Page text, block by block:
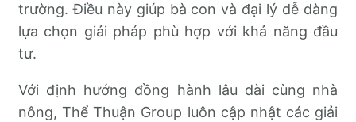
trường. Điều này giúp bà con và đại lý dễ dàng
lựa chọn giải pháp phù hợp với khả năng đầu
tư.
Với định hướng đồng hành lâu dài cùng nhà
nông, Thể Thuận Group luôn cập nhật các giải